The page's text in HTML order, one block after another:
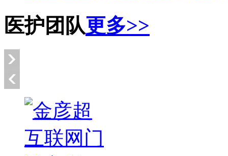
医护团队更多>>